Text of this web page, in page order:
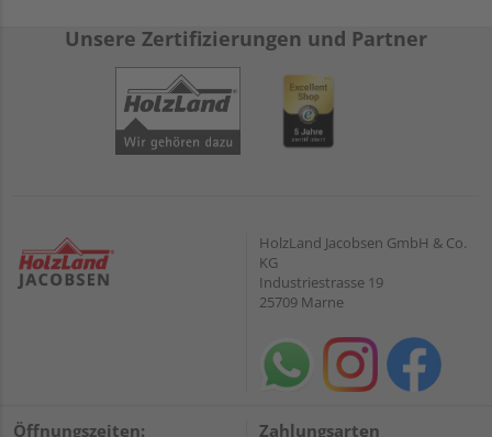
Unsere Zertifizierungen und Partner
HolzLand Jacobsen GmbH & Co.
KG
Industriestrasse 19
25709 Marne
Öffnungszeiten: Zahlungsarten